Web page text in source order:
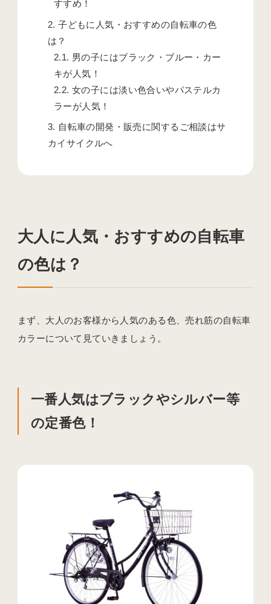
すすめ！
2. 子どもに人気・おすすめの自転車の色
は？
2.1. 男の子にはブラック・ブルー・カー
キが人気！
2.2. 女の子には淡い色合いやパステルカ
ラーが人気！
3. 自転車の開発・販売に関するご相談はサ
カイサイクルへ
大人に人気・おすすめの自転車
の色は？
まず、大人のお客様から人気のある色、売れ筋の自転車
カラーについて見ていきましょう。
一番人気はブラックやシルバー等
の定番色！